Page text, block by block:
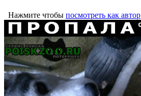
Нажмите чтобы посмотреть как автор